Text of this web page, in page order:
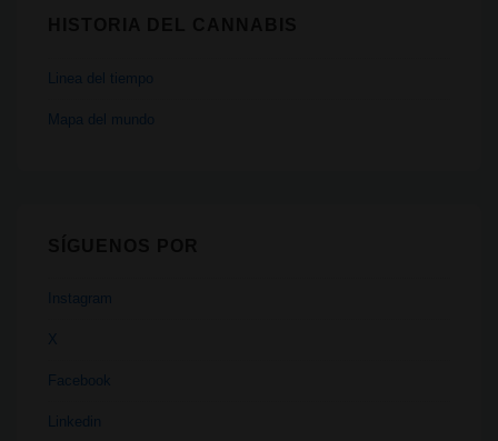
Linea del tiempo
Mapa del mundo
Instagram
X
Facebook
Linkedin